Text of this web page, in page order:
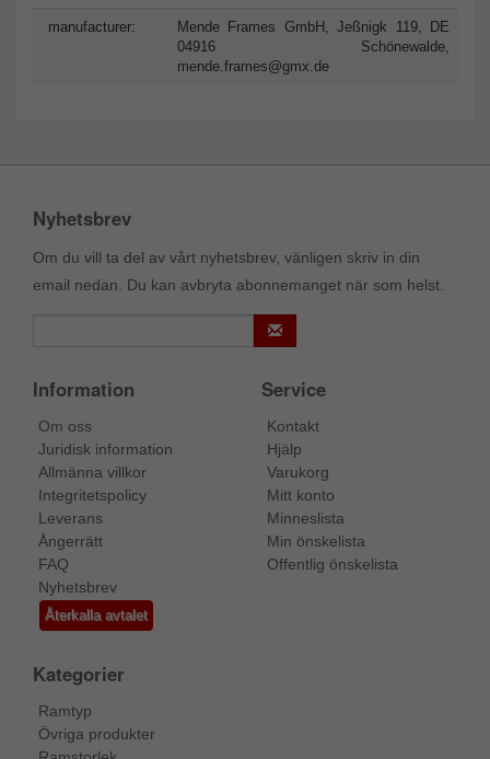
manufacturer:
Mende Frames GmbH, Jeßnigk 119, DE
04916 Schönewalde,
mende.frames@gmx.de
Nyhetsbrev
Om du vill ta del av vårt nyhetsbrev, vänligen skriv in din
email nedan. Du kan avbryta abonnemanget när som helst.
Information
Om oss
Juridisk information
Allmänna villkor
Integritetspolicy
Leverans
Ångerrätt
FAQ
Nyhetsbrev
Återkalla avtalet
Service
Kontakt
Hjälp
Varukorg
Mitt konto
Minneslista
Min önskelista
Offentlig önskelista
Kategorier
Ramtyp
Övriga produkter